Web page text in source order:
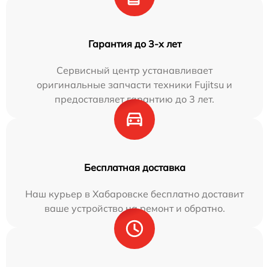
Гарантия до 3-х лет
Сервисный центр устанавливает
оригинальные запчасти техники Fujitsu и
предоставляет гарантию до 3 лет.
Бесплатная доставка
Наш курьер в Хабаровске бесплатно доставит
ваше устройство на ремонт и обратно.